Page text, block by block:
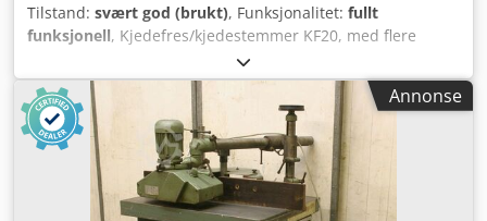
Tilstand: svært god (brukt), Funksjonalitet: fullt
funksjonell, Kjedefres/kjedestemmer KF20, med flere
kjeder, i meget god stand, 1,7 kW, 380 Volt. Maskinen
selges med differensiert avgiftsberegning. Dcodpfx Absxf
Hzie Njk
Annonse